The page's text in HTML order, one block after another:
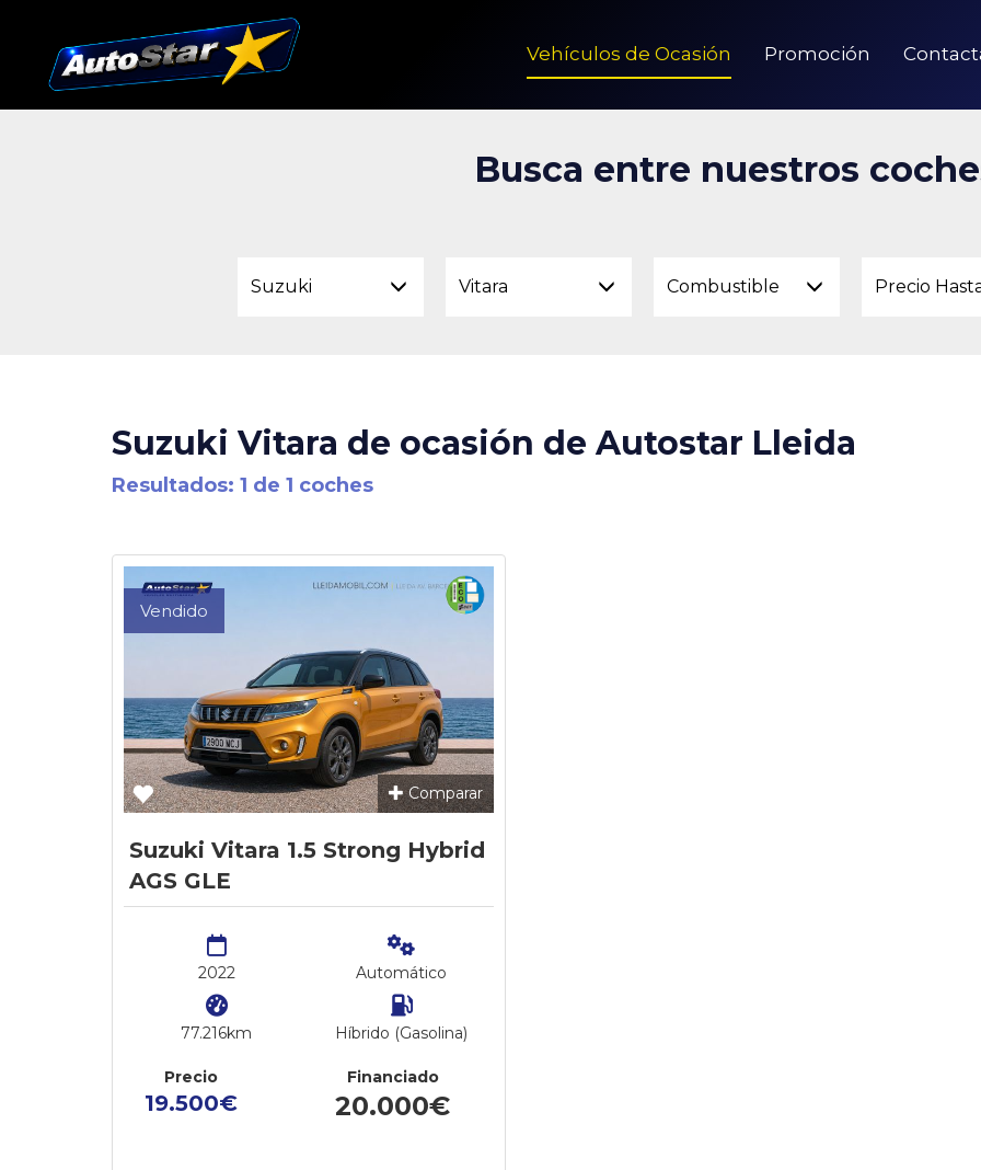
Vehículos de Ocasión Promoción
Busca entre nuestros
Suzuki Vitara Combustible Precio
Suzuki Vitara de ocasión de Autostar Lleida
Resultados: 1 de 1 coches
Vendido
Comparar
Suzuki Vitara 1.5 Strong Hybrid
AGS GLE
2022
77.216km
Automático
Híbrido (Gasolina)
Precio
19.500€
Financiado
20.000€